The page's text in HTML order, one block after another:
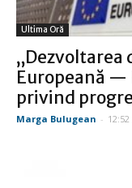
Ultima Oră
„Dezvoltarea
Europeană —
privind
Marga Bulugean -